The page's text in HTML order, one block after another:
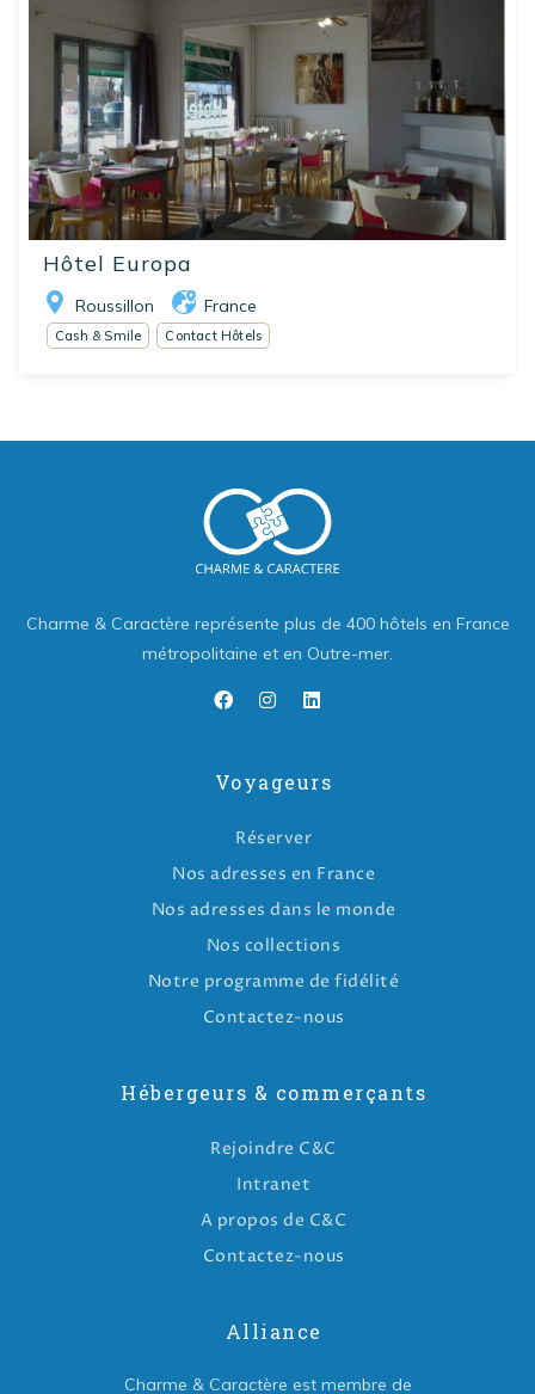
Hôtel Europa
Roussillon France
Cash & Smile Contact Hôtels
Charme & Caractère représente plus de 400 hôtels en France
métropolitaine et en Outre-mer.
Voyageurs
Réserver
Nos adresses en France
Nos adresses dans le monde
Nos collections
Notre programme de fidélité
Contactez-nous
Hébergeurs & commerçants
Rejoindre C&C
Intranet
A propos de C&C
Contactez-nous
Alliance
Charme & Caractère est membre de